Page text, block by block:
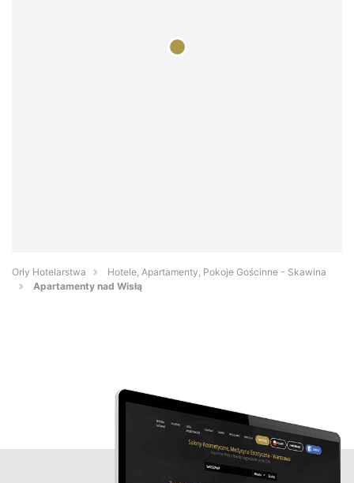
Orły Hotelarstwa
Hotele, Apartamenty, Pokoje Gościnne - Skawina
Apartamenty nad Wisłą